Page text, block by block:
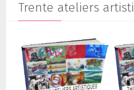
Trente ateliers